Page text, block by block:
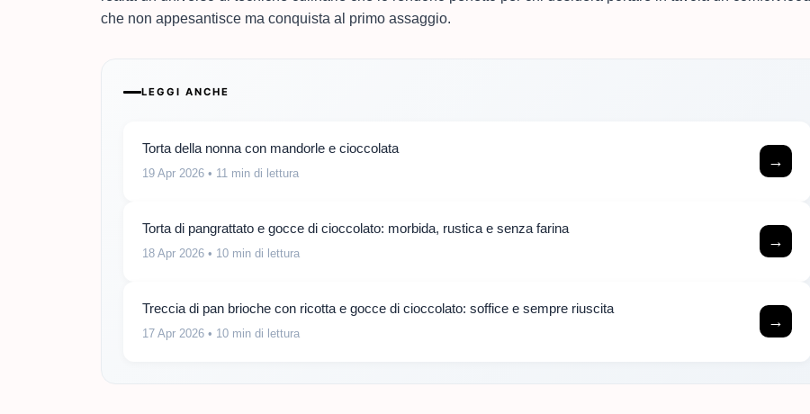
che non appesantisce ma conquista al primo assaggio.
LEGGI ANCHE
Torta della nonna con mandorle e cioccolata
19 Apr 2026 • 11 min di lettura
→
Torta di pangrattato e gocce di cioccolato: morbida, rustica e senza farina
18 Apr 2026 • 10 min di lettura
→
Treccia di pan brioche con ricotta e gocce di cioccolato: soffice e sempre riuscita
17 Apr 2026 • 10 min di lettura
→